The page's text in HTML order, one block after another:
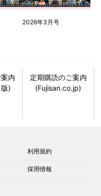
2026年3月号
内
)
定期購読のご案内
(Fujisan.co.jp)
利用規約
採用情報